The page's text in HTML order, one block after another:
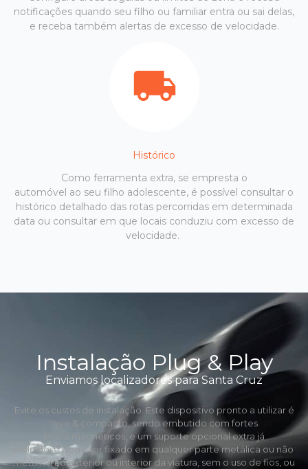
notificações quando seu filho ou familiar entra ou sai delas,
e receba também alertas de excesso de velocidade.
Histórico
Como ferramenta extra, se empresta o
automóvel ao seu filho adolescente, é possível consultar o
histórico detalhado das rotas percorridas em determinada
data ou consultar em que locais conduziu com excesso de
velocidade.
Instalação Plug & Play
Enviamos localizadores para Santa Cruz
Evite os custos de instalação. Este dispositivo pronto a utilizar é
leve & compacto, sendo embutido com fortes
ímans mágneticos, e um suporte opcional extra já
incluído, e pode ser fixado em qualquer parte metálica ou não
metálica no exterior ou interior da viatura, sem o uso de fios, ou